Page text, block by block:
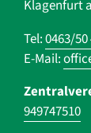
Klagenfurt
Tel:0463/50
E-Mail:
949747510